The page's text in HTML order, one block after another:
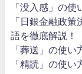
「没入感」の使
「日銀金融政
語を徹底解説！
「葬送」の使い
「精読」の使い